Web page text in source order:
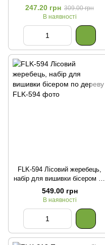
бісером по дереву
247.20 грн 309.00 грн
В наявності
FLK-594 Лісовий жеребець,
набір для вишивки бісером по
дереву
549.00 грн
В наявності